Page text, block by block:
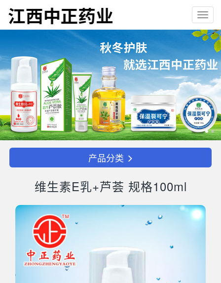
产品分类
维生素E乳+芦荟 规格100ml